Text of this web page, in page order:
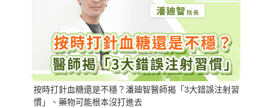
按時打針血糖還是不穩？潘廸智醫師揭「3大錯誤注射習
慣」、藥物可能根本沒打進去